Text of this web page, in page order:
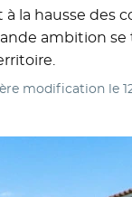
à la hausse
ambition
modification le